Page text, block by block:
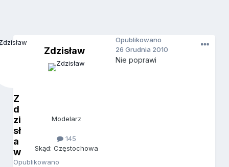
Z
d
zi
sł
a
w
Opublikowano
Zdzisław
Modelarz
145
Skąd: Częstochowa
Opublikowano
26 Grudnia 2010
Nie poprawi